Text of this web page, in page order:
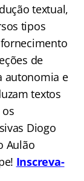
textual,
tipos
de
autonomia e
textos
Diogo
Aulão
Inscreva-